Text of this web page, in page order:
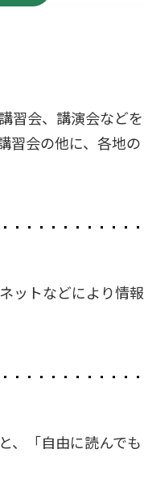
習会、講演会などを
習会の他に、各地の
ットなどにより情報
、「自由に読んでも